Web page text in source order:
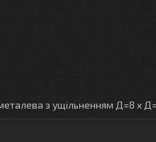
з ущільненням Д=8 х